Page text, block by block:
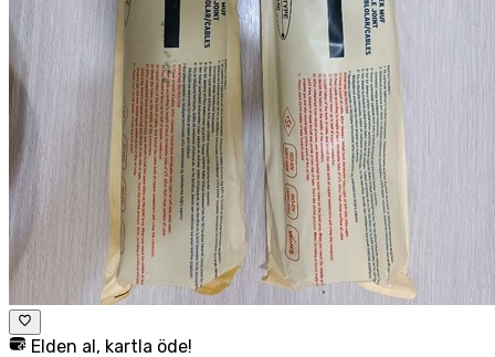
Elden al, kartla öde!